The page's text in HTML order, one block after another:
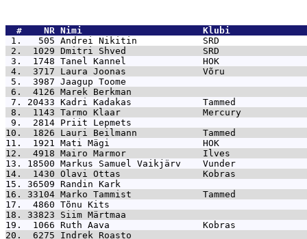
  #    NR
Nimi                      Klubi
1.   505 Andrei Nikitin            SRD
2.  1029 Dmitri Shved              SRD
3.  1748 Tanel Kannel              HOK
4.  3717 Laura Joonas              Võru
5.  3987 Jaagup Toome
6.  4126 Marek Berkman
7. 20433 Kadri Kadakas             Tammed
8.  1143 Tarmo Klaar               Mercury
9.  2814 Priit Lepmets
10.  1826 Lauri Beilmann            Tammed
11.  1921 Mati Mägi                 HOK
12.  4918 Mairo Marmor              Ilves
13. 18500 Markus Samuel Vaikjärv    Vunder
14.  1430 Olavi Ottas               Kobras
15. 36509 Randin Kark
16. 33104 Marko Tammist             Tammed
17.  4860 Tõnu Kits
18. 33823 Siim Märtmaa
19.  1066 Ruth Aava                 Kobras
20.  6275 Indrek Roasto